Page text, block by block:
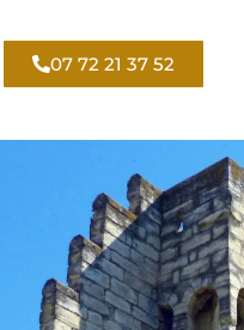
07 72 21 37 52